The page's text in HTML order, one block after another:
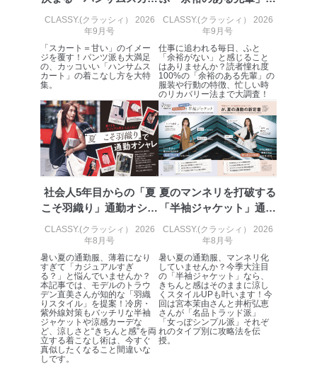
当社は、内部監査及びマネジメントレビューの機会を通
じて、個人情報保護マネジメントシステムを継続的に改
善し、常に最良の状態を維持します。
苦情及び相談受付け窓口
貴殿の個人情報及び当社の個人情報保護マネジメントシ
ステムに関するご相談及び苦情については以下までご連
絡ください。
適切、かつ迅速に対応させていただきます。
株式会社富士山マガジンサービス 個人情報問い合わせ
TEL：0570-200-223
FAX：03-5459-7073
e-mail： cs@fujisan.co.jp
改訂：2025年2月20日
制定：2005年4月1日
株式会社富士山マガジンサービス
代表取締役会長 西野 伸一郎
個人情報の取扱いについて
１．個人情報保護管理者
当社は以下の個人情報保護管理者を設置し、個人情報保
ト」着こなし術
CLASSY.(クラッシィ） 2026
年9月号
「スカート＝甘い」のイメー
ジを覆す！パンツ派も大満足
の、カッコいい「ハンサムス
カート」の着こなし方を大特
集。
オシャレ考察
CLASSY.(クラッシィ） 2026
年9月号
仕事に追われる毎日、ふと
「余裕がない」と感じること
はありませんか？読者憧れ度
100%の「余裕のある先輩」の
服装や行動の特徴、忙しい時
のリカバリー法まで大調査！
社会人5年目からの「夏
こそ羽織り」通勤オシャ
レ術
CLASSY.(クラッシィ） 2026
年8月号
暑い夏の通勤服、薄着になり
すぎて「カジュアルすぎ
る？」と悩んでいませんか？
本記事では、モデルのトラウ
デン直美さんが知的な「羽織
りスタイル」を提案！冷房・
紫外線対策もバッチリな半袖
ジャケットや涼感カーデな
ど、涼しさと“きちんと感”を両
立する着こなし術は、今すぐ
真似したくなること間違いな
しです。
夏のマンネリを打破する
「半袖ジャケット」通勤
コーデ
CLASSY.(クラッシィ） 2026
年8月号
暑い夏の通勤服、マンネリ化
していませんか？今季大注目
の「半袖ジャケット」なら、
きちんと感はそのままに涼し
くスタイルUPも叶います！今
回は宮本茉由さんと井桁弘恵
さんが「名品トラッド派」
「女っぽシンプル派」それぞ
れのタイプ別に攻略法を伝
授。